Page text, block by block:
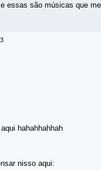
essas são músicas que
hahahhahhah
nisso aqui: